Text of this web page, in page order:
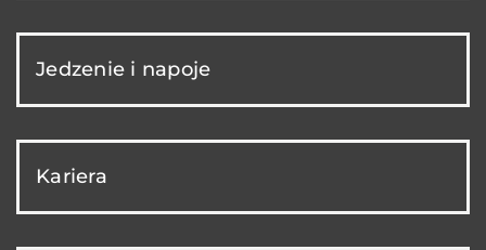
Jedzenie i napoje
Kariera